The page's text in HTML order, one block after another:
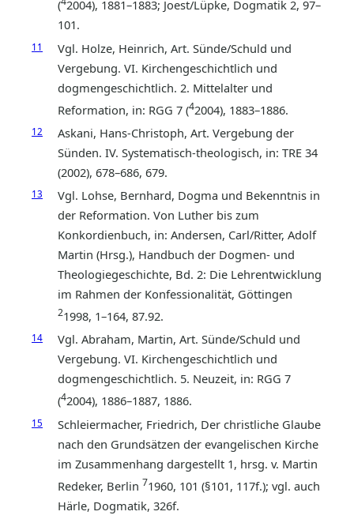
( 2004), 1881–1883; Joest/Lüpke, Dogmatik 2, 97–
101.
11
Vgl. Holze, Heinrich, Art. Sünde/Schuld und
Vergebung. VI. Kirchengeschichtlich und
dogmengeschichtlich. 2. Mittelalter und
Reformation, in: RGG 7 (42004), 1883–1886.
12
Askani, Hans-Christoph, Art. Vergebung der
Sünden. IV. Systematisch-theologisch, in: TRE 34
(2002), 678–686, 679.
13
Vgl. Lohse, Bernhard, Dogma und Bekenntnis in
der Reformation. Von Luther bis zum
Konkordienbuch, in: Andersen, Carl/Ritter, Adolf
Martin (Hrsg.), Handbuch der Dogmen- und
Theologiegeschichte, Bd. 2: Die Lehrentwicklung
im Rahmen der Konfessionalität, Göttingen
21998, 1–164, 87.92.
14
Vgl. Abraham, Martin, Art. Sünde/Schuld und
Vergebung. VI. Kirchengeschichtlich und
dogmengeschichtlich. 5. Neuzeit, in: RGG 7
(42004), 1886–1887, 1886.
15
Schleiermacher, Friedrich, Der christliche Glaube
nach den Grundsätzen der evangelischen Kirche
im Zusammenhang dargestellt 1, hrsg. v. Martin
Redeker, Berlin 71960, 101 (§101, 117f.); vgl. auch
Härle, Dogmatik, 326f.